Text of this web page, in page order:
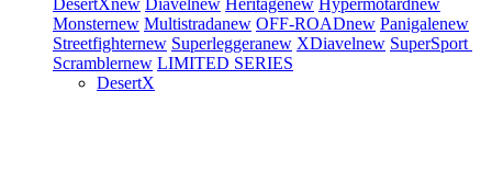
DesertXnew Diavelnew Heritagenew Hypermotardnew
Monsternew Multistradanew OFF-ROADnew Panigalenew
Streetfighternew Superleggeranew XDiavelnew SuperSport
Scramblernew LIMITED SERIES
DesertX